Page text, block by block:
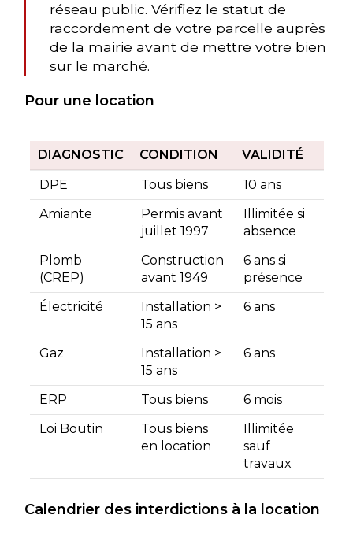
réseau public. Vérifiez le statut de
raccordement de votre parcelle auprès
de la mairie avant de mettre votre bien
sur le marché.
Pour une location
DIAGNOSTIC CONDITION
VALIDITÉ
DPE
Tous biens
10 ans
Amiante
Permis avant
juillet 1997
Illimitée si
absence
Plomb
(CREP)
Construction
avant 1949
6 ans si
présence
Électricité
Installation >
15 ans
6 ans
Gaz
Installation >
15 ans
6 ans
ERP Tous biens
6 mois
Loi Boutin
Tous biens
en location
Illimitée
sauf
travaux
Calendrier des interdictions à la location